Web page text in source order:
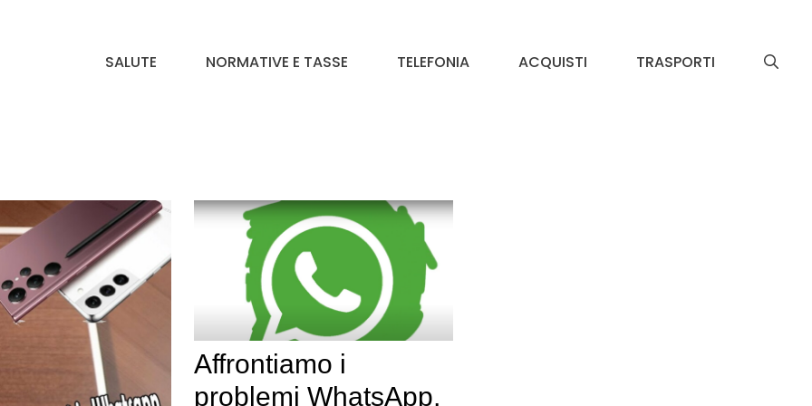
SALUTE NORMATIVE E TASSE TELEFONIA ACQUISTI TRASPORTI
Affrontiamo i
problemi WhatsApp,